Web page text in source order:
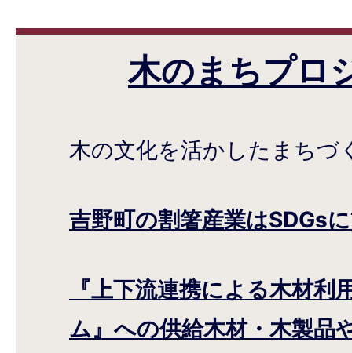
木のまちプロ
木の文化を活かしたまちづ
吉野町の割箸産業はSDGs
『上下流連携による木材
ム』への供給木材・木製品